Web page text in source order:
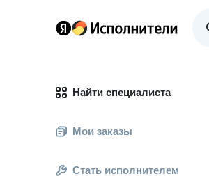
Найти специалиста
Мои заказы
Стать исполнителем